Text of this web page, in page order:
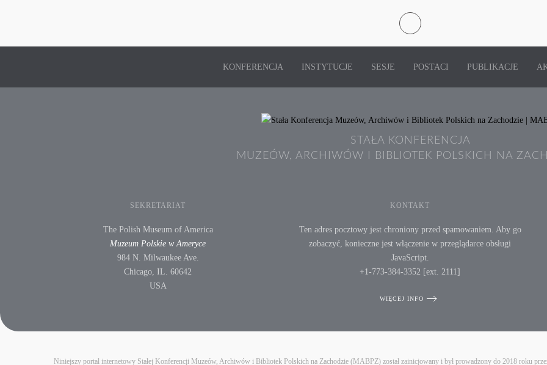
KONFERENCJA INSTYTUCJE SESJE POSTACI PUBLIKACJE
STAŁA KONFERENCJA
MUZEÓW, ARCHIWÓW I BIBLIOTEK POLSKICH NA
SEKRETARIAT
The Polish Museum of America
Muzeum Polskie w Ameryce
984 N. Milwaukee Ave.
Chicago, IL. 60642
USA
KONTAKT
Ten adres pocztowy jest chroniony przed spamowaniem. Aby go
zobaczyć, konieczne jest włączenie w przeglądarce obsługi
JavaScript.
+1-773-384-3352 [ext. 2111]
WIĘCEJ INFO
Niniejszy portal internetowy Stałej Konferencji Muzeów, Archiwów i Bibliotek Polskich na Zachodzie (MABPZ) został zainicjowany i był prowadzony do 2018 roku